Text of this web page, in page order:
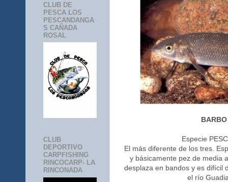
Especie
El más diferente de los tres.
y básicamente pez de media
desplaza en bandos y es difícil
el río
CLUB DE
PESCA LOS
PESCANDANGA
S CAÑADA
ROSAL
CLUB
DEPORTIVO
CARPFISHING
RINCOCARP- LA
RINCONADA